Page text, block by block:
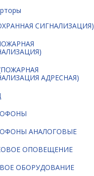
СИГНАЛИЗАЦИЯ)
АДРЕСНАЯ)
АНАЛОГОВЫЕ
ОПОВЕЩЕНИЕ
ОБОРУДОВАНИЕ